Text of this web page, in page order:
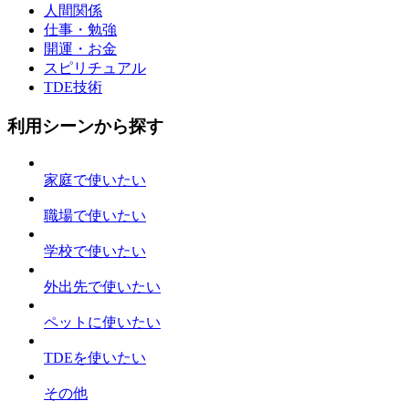
人間関係
仕事・勉強
開運・お金
スピリチュアル
TDE技術
利用シーンから探す
家庭で使いたい
職場で使いたい
学校で使いたい
外出先で使いたい
ペットに使いたい
TDEを使いたい
その他